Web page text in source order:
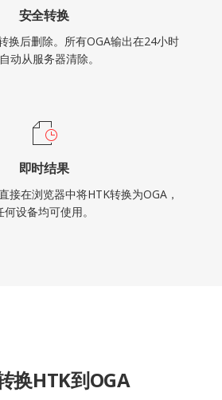
安全转换
换后删除。所有OGA输出在24小时
动从服务器清除。
即时结果
接在浏览器中将HTK转换为OGA，
何设备均可使用。
换HTK到OGA